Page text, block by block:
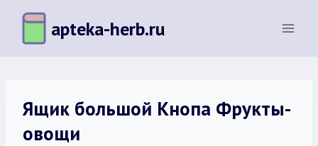
Перейти
содержимому
apteka-herb.ru
Ящик большой Кнопа Фрукты-
овощи